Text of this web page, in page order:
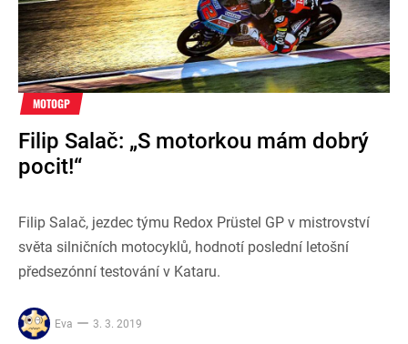
MOTOGP
Filip Salač: „S motorkou mám dobrý
pocit!“
Filip Salač, jezdec týmu Redox Prüstel GP v mistrovství
světa silničních motocyklů, hodnotí poslední letošní
předsezónní testování v Kataru.
Eva 3. 3. 2019